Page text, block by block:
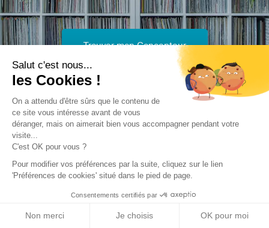
Salut c'est nous...
les Cookies !
On a attendu d'être sûrs que le contenu de
ce site vous intéresse avant de vous
déranger, mais on aimerait bien vous accompagner pendant votre
visite...
C'est OK pour vous ?
Pour modifier vos préférences par la suite, cliquez sur le lien
'Préférences de cookies' situé dans le pied de page.
Consentements certifiés par
Non merci Je choisis OK pour moi
Trouver mon Concepteur
Trouver une réalisation